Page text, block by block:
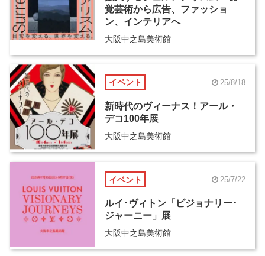
覚芸術から広告、ファッショ
ン、インテリアへ
大阪中之島美術館
イベント 25/8/18
新時代のヴィーナス！アール・
デコ100年展
大阪中之島美術館
イベント 25/7/22
ルイ･ヴィトン「ビジョナリー･
ジャーニー」展
大阪中之島美術館